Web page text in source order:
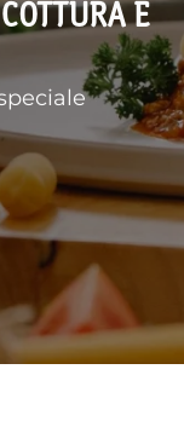
E